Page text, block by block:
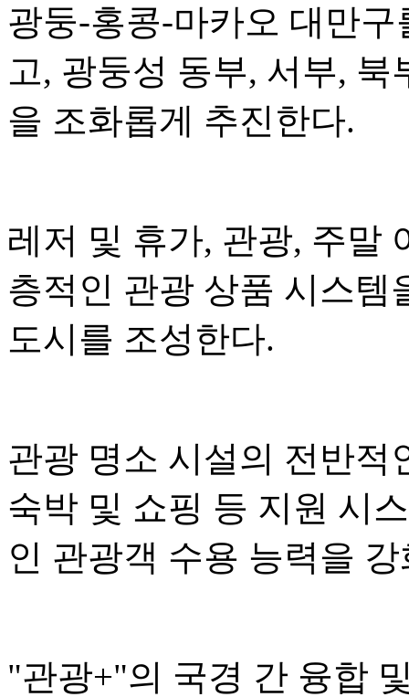
광둥-홍콩-마카오 대만
고, 광둥성 동부, 서부,
을 조화롭게 추진한다.
레저 및 휴가, 관광, 주말
층적인 관광 상품 시스템
도시를 조성한다.
관광 명소 시설의 전반적
숙박 및 쇼핑 등 지원 시
인 관광객 수용 능력을
"관광+"의 국경 간 융합